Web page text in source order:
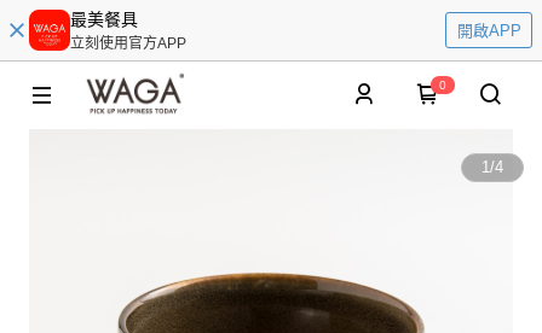
最美餐具
立刻使用官方APP
開啟APP
0
1/4